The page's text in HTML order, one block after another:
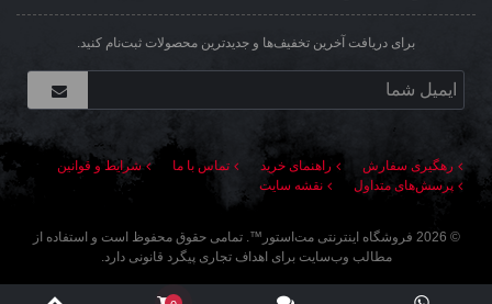
برای دریافت آخرین تخفیف‌ها و جدیدترین محصولات ثبت‌نام کنید.
رهگیری سفارش راهنمای خرید تماس با ما
شرایط و قوانین
پرسش‌های متداول
نقشه سایت
©
2026 فروشگاه اینترنتی مت‌استور ™. تمامی حقوق محفوظ است و استفاده از
مطالب وب‌سایت برای اهداف تجاری پیگرد قانونی دارد.